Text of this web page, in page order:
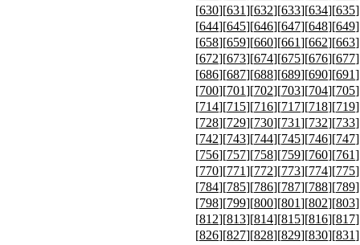
[630][631][632][633][634][635
[644][645][646][647][648][649
[658][659][660][661][662][663
[672][673][674][675][676][677
[686][687][688][689][690][691
[700][701][702][703][704][705
[714][715][716][717][718][719
[728][729][730][731][732][733
[742][743][744][745][746][747
[756][757][758][759][760][761
[770][771][772][773][774][775
[784][785][786][787][788][789
[798][799][800][801][802][803
[812][813][814][815][816][817
[826][827][828][829][830][831